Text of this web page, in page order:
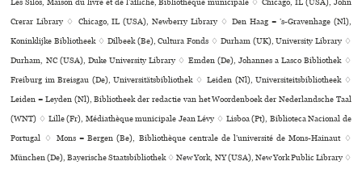
Les Silos, Maison du livre et de l’affi­che, Bibliothèque muni­ci­pale ♢ Chicago, IL (USA), John
Crerar Library ♢ Chicago, IL (USA), Newberry Library ♢ Den Haag = ’s-Gravenhage (Nl),
Koninklijke Bibliotheek ♢ Dilbeek (Be), Cultura Fonds ♢ Durham (UK), University Library ♢
Durham, NC (USA), Duke University Library ♢ Emden (De), Johannes a Lasco Bibliothek ♢
Freiburg im Breisgau (De), Universitätsbibliothek ♢ Leiden (Nl), Universiteitsbibliotheek ♢
Leiden = Leyden (Nl), Bibliotheek der redac­tie van het Woordenboek der Nederlandsche Taal
(WNT) ♢ Lille (Fr), Médiathèque muni­ci­pale Jean Lévy ♢ Lisboa (Pt), Biblioteca Nacional de
Portugal ♢ Mons = Bergen (Be), Bibliothèque cen­trale de l’uni­ver­sité de Mons-Hainaut ♢
München (De), Bayerische Staatsbibliothek ♢ New York, NY (USA), New York Public Library ♢